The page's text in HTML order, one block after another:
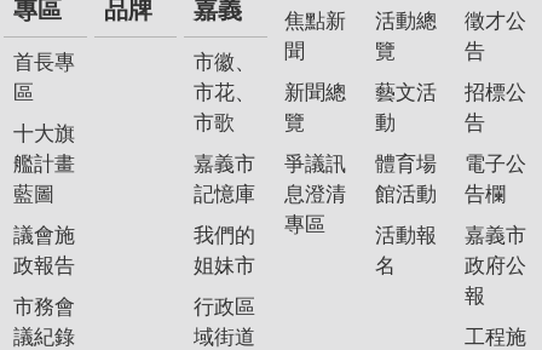
專區
首長專
區
十大旗
艦計畫
藍圖
議會施
政報告
市務會
議紀錄
品牌
嘉義
市徽、
市花、
市歌
嘉義市
記憶庫
我們的
姐妹市
行政區
域街道
焦點新
聞
新聞總
覽
爭議訊
息澄清
專區
活動總
覽
藝文活
動
體育場
館活動
活動報
名
徵才公
告
招標公
告
電子公
告欄
嘉義市
政府公
報
工程施